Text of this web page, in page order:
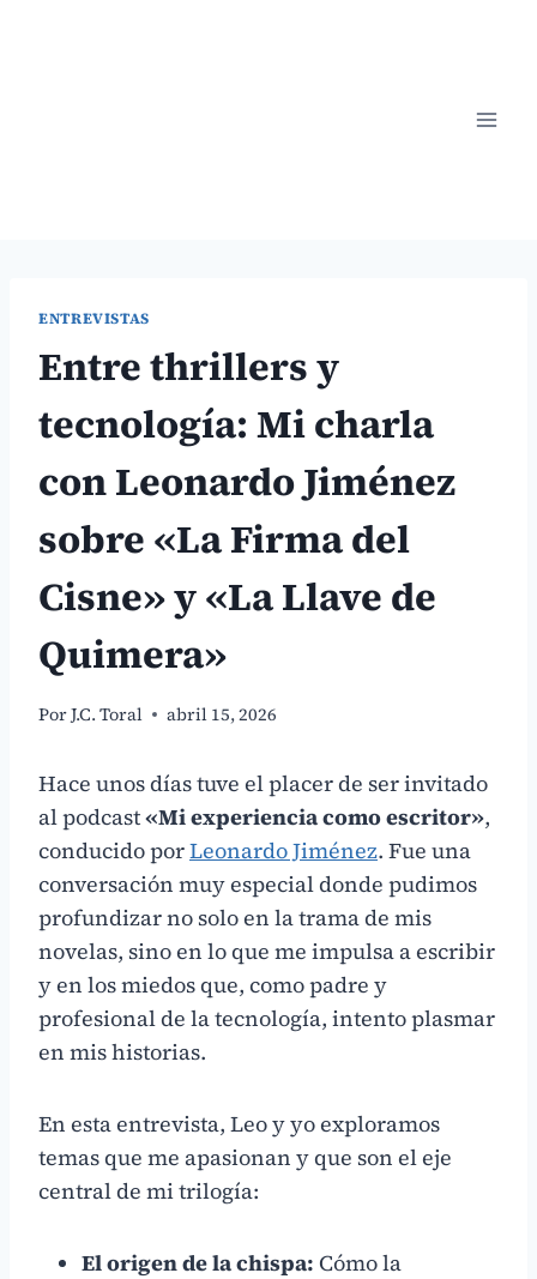
ENTREVISTAS
Entre thrillers y
tecnología: Mi charla
con Leonardo Jiménez
sobre «La Firma del
Cisne» y «La Llave de
Quimera»
PorJ.C. Toral abril 15, 2026
Hace unos días tuve el placer de ser invitado
al podcast«Mi experiencia como escritor»,
conducido porLeonardo Jiménez. Fue una
conversación muy especial donde pudimos
profundizar no solo en la trama de mis
novelas, sino en lo que me impulsa a escribir
y en los miedos que, como padre y
profesional de la tecnología, intento plasmar
en mis historias.
En esta entrevista, Leo y yo exploramos
temas que me apasionan y que son el eje
central de mi trilogía:
El origen de la chispa: Cómo la